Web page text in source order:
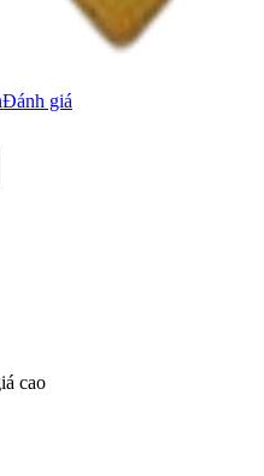
Đánh giá
cao